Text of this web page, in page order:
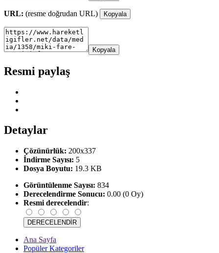
URL: (resme doğrudan URL) Kopyala
Kopyala
Resmi paylaş
Detaylar
Çözünürlük: 200x337
İndirme Sayısı: 5
Dosya Boyutu: 19.3 KB
Görüntülenme Sayısı: 834
Derecelendirme Sonucu: 0.00 (0 Oy)
Resmi derecelendir:
Ana Sayfa
Popüler Kategoriler